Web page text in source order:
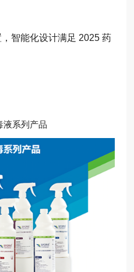
智能化设计满足 2025 药
液系列产品